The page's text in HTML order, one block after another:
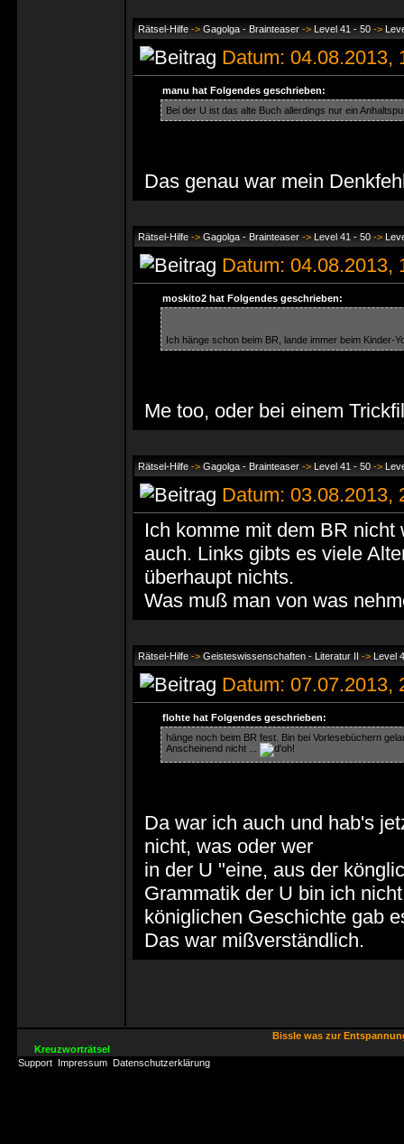
Rätsel-Hilfe -> Gagolga - Brainteaser -> Level 41 - 50 ->
Datum:
manu hat Folgendes geschrieben:
Bei der U ist das alte Buch allerdings nur ein
Das genau war mein
Rätsel-Hilfe -> Gagolga - Brainteaser -> Level 41 - 50 ->
Datum:
moskito2 hat Folgendes geschrieben:
Ich hänge schon beim BR, lande immer beim Kinder-
Me too, oder bei einem
Rätsel-Hilfe -> Gagolga - Brainteaser -> Level 41 - 50 ->
Datum:
Ich komme mit dem BR
auch. Links gibts es viele
überhaupt nichts.
Was muß man von was
Rätsel-Hilfe -> Geisteswissenschaften - Literatur II -> Level
Datum:
flohte hat Folgendes geschrieben:
hänge noch beim BR fest. Bin bei Vorlesebüchern
Anscheinend nicht ...
Da war ich auch und hab's
nicht, was oder wer
in der U "eine, aus der
Grammatik der U bin ich
königlichen Geschichte gab
Das war mißverständlich.
Bissle was zur
Kreuzworträtsel
Support Impressum Datenschutzerklärung